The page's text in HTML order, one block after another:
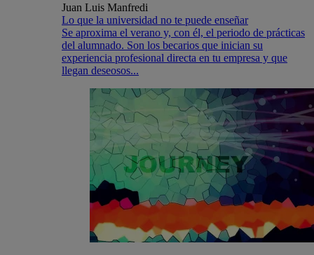
Juan Luis Manfredi
Lo que la universidad no te puede enseñar
Se aproxima el verano y, con él, el periodo de prácticas
del alumnado. Son los becarios que inician su
experiencia profesional directa en tu empresa y que
llegan deseosos...